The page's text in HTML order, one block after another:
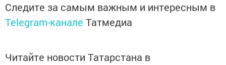
Следите за самым важным и интересным в
Telegram-канале Татмедиа
Читайте новости Татарстана в